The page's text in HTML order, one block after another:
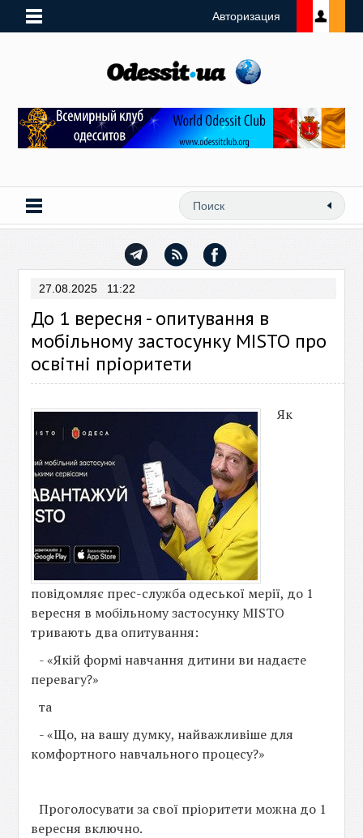
Авторизация
27.08.2025 11:22
До 1 вересня - опитування в
мобільному застосунку MISTO про
освітні пріоритети
Як
повідомляє прес-служба одеської мерії, до 1
вересня в мобільному застосунку MISTO
тривають два опитування:
- «Якій формі навчання дитини ви надаєте
перевагу?»
та
- «Що, на вашу думку, найважливіше для
комфортного навчального процесу?»
Проголосувати за свої пріоритети можна до 1
вересня включно.